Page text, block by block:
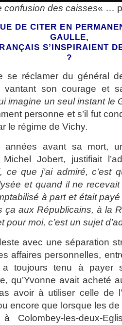
confusion des caisses« …
DE CITER EN
GAULLE,
S’INSPIRAIENT
?
réclamer du général
vantant son courage et
imagine un seul instant le
personne et s’il fut
le régime de Vichy.
années avant sa mort,
Jobert, justifiait
ce que j’ai admiré, c’est
et quand il ne
à part et était
ça aux Républicains, à la
pour moi, c’est un sujet
avec une séparation
affaires personnelles,
a toujours tenu à payer
qu’Yvonne avait acheté
avoir à utiliser celle de
encore que lorsque les de
Colombey-les-deux-